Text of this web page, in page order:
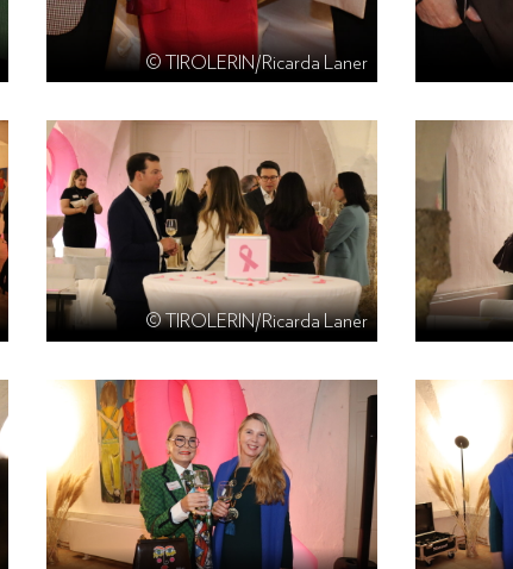
© TIROLERIN/Ricarda Laner
© TIROLERIN/Ricarda Laner